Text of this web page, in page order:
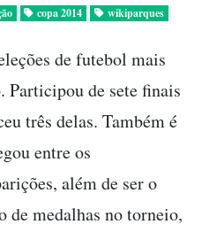
copa 2014 wikiparques
de futebol mais
Participou de sete finais
três delas. Também é
entre os
além de ser o
de medalhas no torneio,